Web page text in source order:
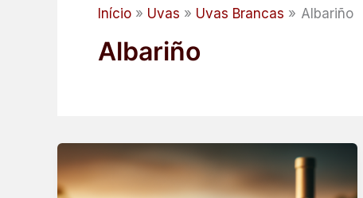
Início Uvas Uvas Brancas Albariño
Albariño